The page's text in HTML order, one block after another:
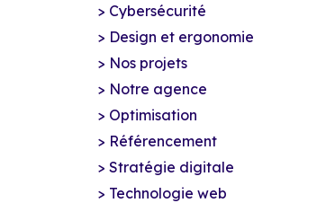
Cybersécurité
Design et ergonomie
Nos projets
Notre agence
Optimisation
Référencement
Stratégie digitale
Technologie web